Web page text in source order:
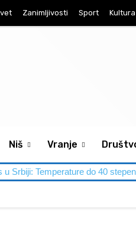
Zanimljivosti Sport Kultura
Niš Vranje
u Srbiji: Temperature do 40